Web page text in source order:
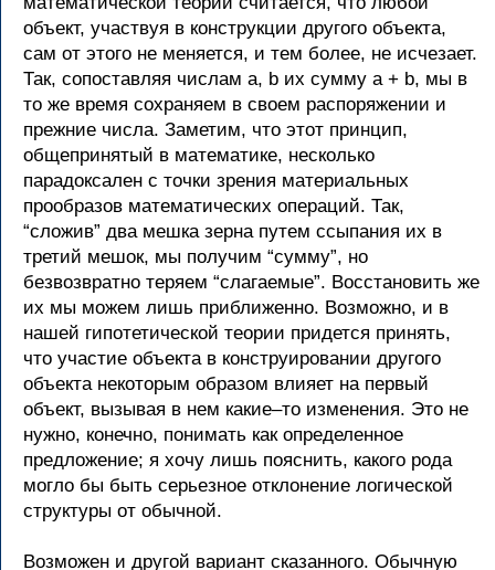
объект, участвуя в конструкции другого объекта,
сам от этого не меняется, и тем более, не исчезает.
Так, сопоставляя числам a, b их сумму a + b, мы в
то же время сохраняем в своем распоряжении и
прежние числа. Заметим, что этот принцип,
общепринятый в математике, несколько
парадоксален с точки зрения материальных
прообразов математических операций. Так,
“сложив” два мешка зерна путем ссыпания их в
третий мешок, мы получим “сумму”, но
безвозвратно теряем “слагаемые”. Восстановить же
их мы можем лишь приближенно. Возможно, и в
нашей гипотетической теории придется принять,
что участие объекта в конструировании другого
объекта некоторым образом влияет на первый
объект, вызывая в нем какие–то изменения. Это не
нужно, конечно, понимать как определенное
предложение; я хочу лишь пояснить, какого рода
могло бы быть серьезное отклонение логической
структуры от обычной.
Возможен и другой вариант сказанного. Обычную